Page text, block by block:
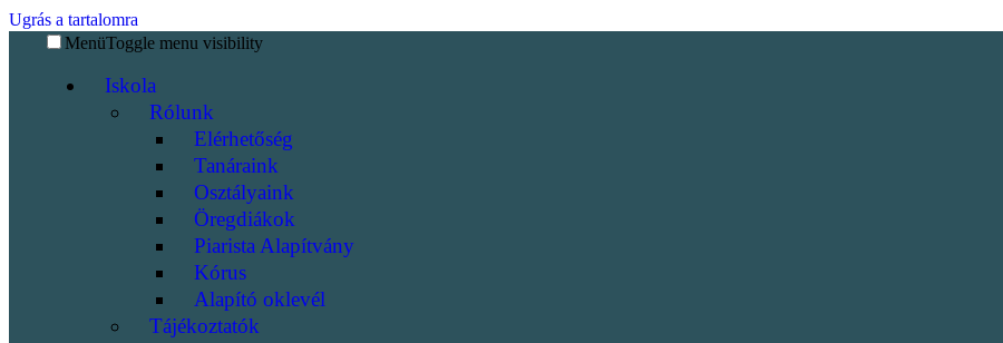
Ugrás a tartalomra
MenüToggle menu visibility
Iskola
Rólunk
Elérhetőség
Tanáraink
Osztályaink
Öregdiákok
Piarista Alapítvány
Kórus
Alapító oklevél
Tájékoztatók